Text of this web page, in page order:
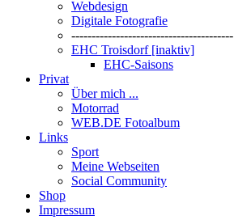
Webdesign
Digitale Fotografie
----------------------------------------
EHC Troisdorf [inaktiv]
EHC-Saisons
Privat
Über mich ...
Motorrad
WEB.DE Fotoalbum
Links
Sport
Meine Webseiten
Social Community
Shop
Impressum